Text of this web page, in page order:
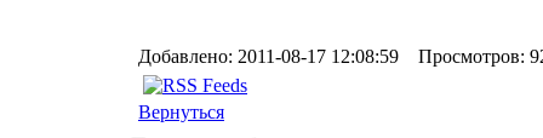
Добавлено: 2011-08-17 12:08:59 Просмотров:
Вернуться